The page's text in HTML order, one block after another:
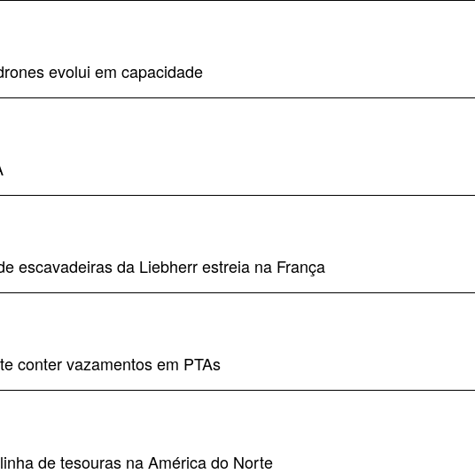
evolui em capacidade
escavadeiras da Liebherr estreia na França
conter vazamentos em PTAs
de tesouras na América do Norte